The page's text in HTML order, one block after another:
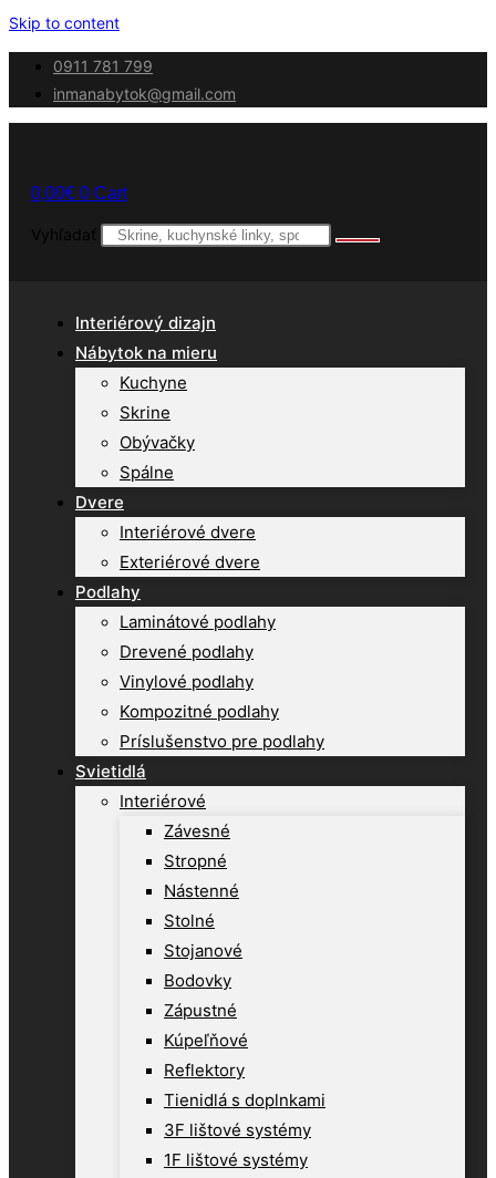
Skip to content
0911 781 799
inmanabytok@gmail.com
0,00€ 0 Cart
Vyhľadať
Interiérový dizajn
Nábytok na mieru
Kuchyne
Skrine
Obývačky
Spálne
Dvere
Interiérové dvere
Exteriérové dvere
Podlahy
Laminátové podlahy
Drevené podlahy
Vinylové podlahy
Kompozitné podlahy
Príslušenstvo pre podlahy
Svietidlá
Interiérové
Závesné
Stropné
Nástenné
Stolné
Stojanové
Bodovky
Zápustné
Kúpeľňové
Reflektory
Tienidlá s doplnkami
3F lištové systémy
1F lištové systémy